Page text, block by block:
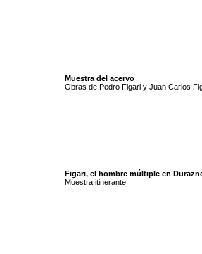
Muestra del acervo
Obras de Pedro Figari y Juan Carlos
Figari, el hombre múltiple en
Muestra itinerante